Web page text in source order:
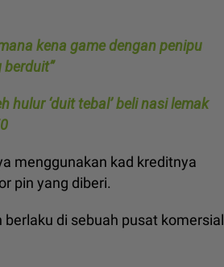
kena game dengan penipu
hulur ‘duit tebal’ beli nasi lemak
menggunakan kad kreditnya
pin yang diberi.
di sebuah pusat komersial